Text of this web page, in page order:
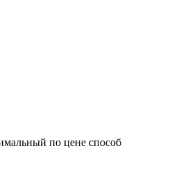
по цене способ